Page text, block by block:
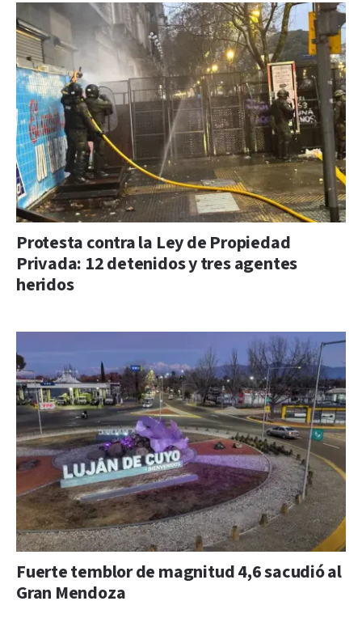
Protesta contra la Ley de Propiedad
Privada: 12 detenidos y tres agentes
heridos
Fuerte temblor de magnitud 4,6 sacudió al
Gran Mendoza